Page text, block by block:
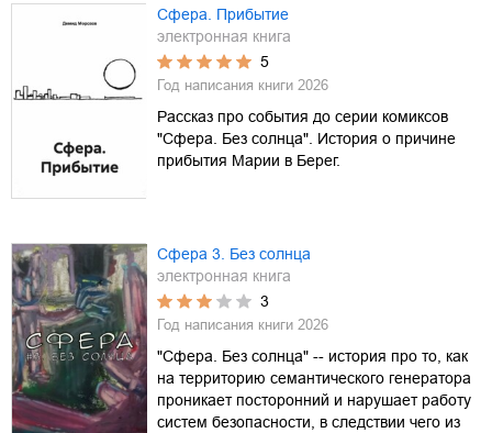
Сфера. Прибытие
электронная книга
5
Год написания книги 2026
Рассказ про события до серии комиксов
"Сфера. Без солнца". История о причине
прибытия Марии в Берег.
Сфера 3. Без солнца
электронная книга
3
Год написания книги 2026
"Сфера. Без солнца" -- история про то, как
на территорию семантического генератора
проникает посторонний и нарушает работу
систем безопасности, в следствии чего из